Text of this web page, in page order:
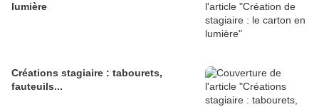
lumière
Créations stagiaire : tabourets,
fauteuils...